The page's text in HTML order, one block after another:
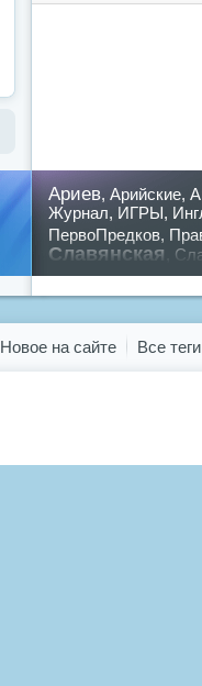
Ариев, Арийские,
Журнал, ИГРЫ,
ПервоПредков,
Славянская
предков,путин,
Новое на сайте Все теги